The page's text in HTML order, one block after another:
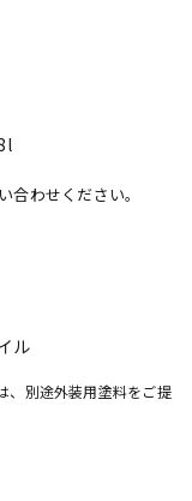
合わせください。
ル
、別途外装用塗料をご提